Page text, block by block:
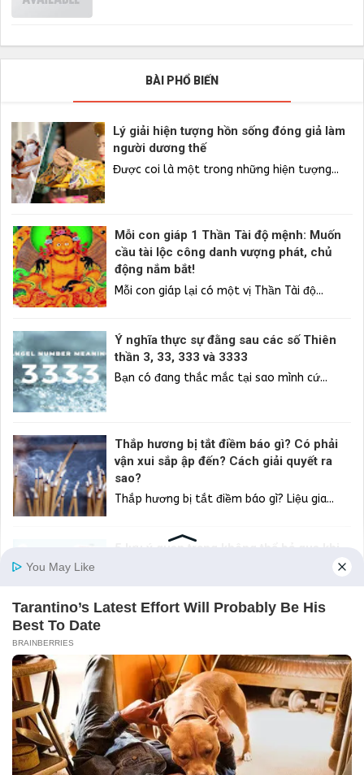
BÀI PHỔ BIẾN
Lý giải hiện tượng hồn sống đóng giả làm
người dương thế
Được coi là một trong những hiện tượng...
Mỗi con giáp 1 Thần Tài độ mệnh: Muốn
cầu tài lộc công danh vượng phát, chủ
động nắm bắt!
Mỗi con giáp lại có một vị Thần Tài độ...
Ý nghĩa thực sự đằng sau các số Thiên
thần 3, 33, 333 và 3333
Bạn có đang thắc mắc tại sao mình cứ...
Thắp hương bị tắt điềm báo gì? Có phải
vận xui sắp ập đến? Cách giải quyết ra
sao?
Thắp hương bị tắt điềm báo gì? Liệu gia...
Hiểu Đúng Về 3 Loại: Tri Thức, Trí Tuệ Và
Trí Huệ
Trí tuệ là cái làm nên Con Người. Đó là...
Bố thí ba la mật là gì? Hiểu xong bạn sẽ tự